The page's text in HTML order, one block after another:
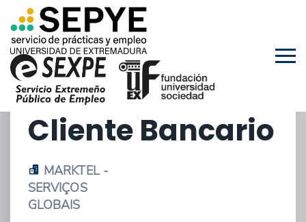
16/03/2026 - OFERTA DE EMPLEO
Teleoperadores
Atención al
Cliente Bancario
MARKTEL -
SERVIÇOS
GLOBAIS